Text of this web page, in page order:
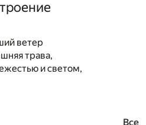
ветер
трава,
и светом,
Все